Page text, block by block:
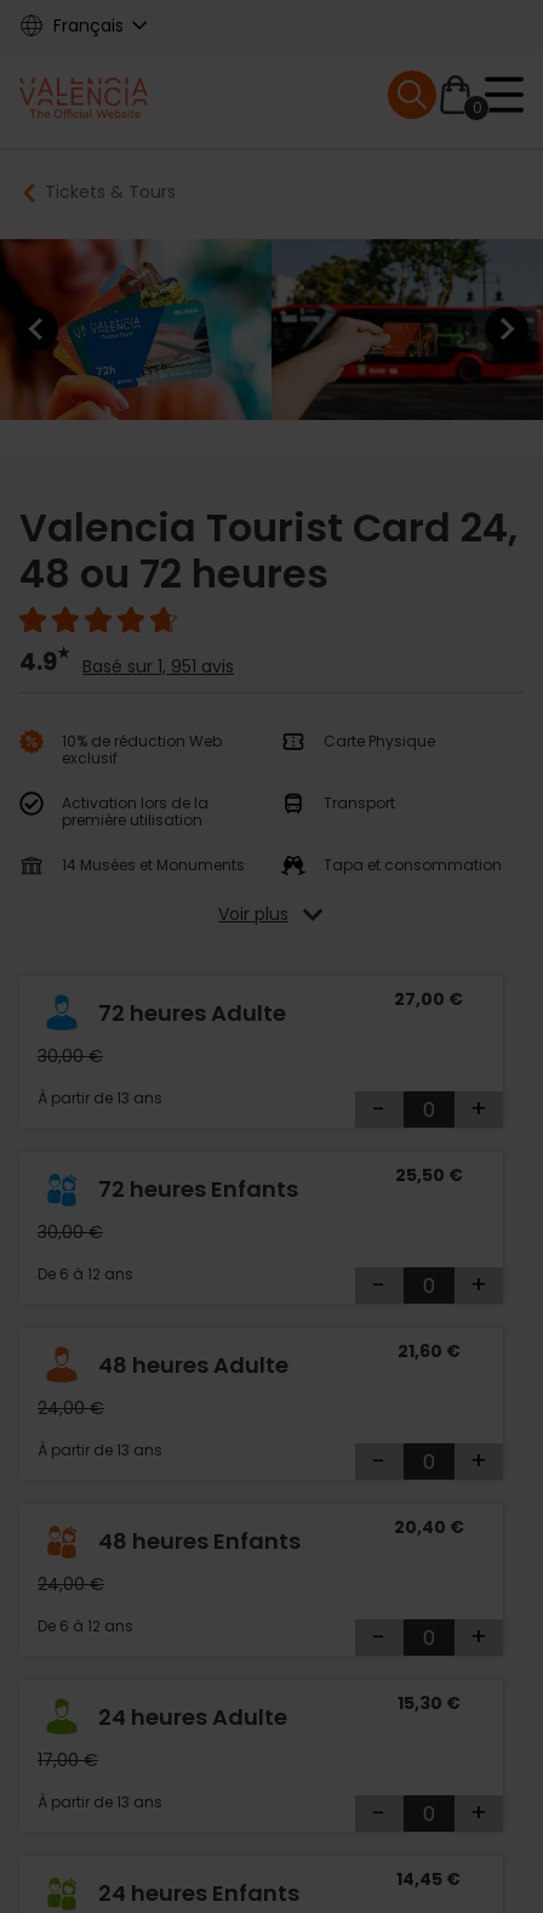
Skip
content
Français
Main
navigation
0
Mobile menu
Breadcrumb
Tickets & Tours
Previous element Next
Valencia Tourist Card 24,
48 ou 72 heures
4.9 Basé sur 1, 951 avis
10% de réduction Web
exclusif
Carte Physique
Activation lors de la
première utilisation
Transport
14 Musées et Monuments Tapa et consommation
Voir plus
72 heures Adulte
30,00 €
À partir de 13 ans
27,00 €
- +
72 heures Enfants
30,00 €
De 6 à 12 ans
25,50 €
- +
48 heures Adulte
24,00 €
À partir de 13 ans
21,60 €
- +
48 heures Enfants
24,00 €
De 6 à 12 ans
20,40 €
- +
24 heures Adulte
17,00 €
À partir de 13 ans
15,30 €
- +
24 heures Enfants 14,45 €